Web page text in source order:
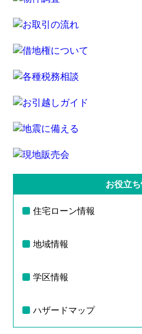
お役立
住宅ローン情報
地域情報
学区情報
ハザードマップ